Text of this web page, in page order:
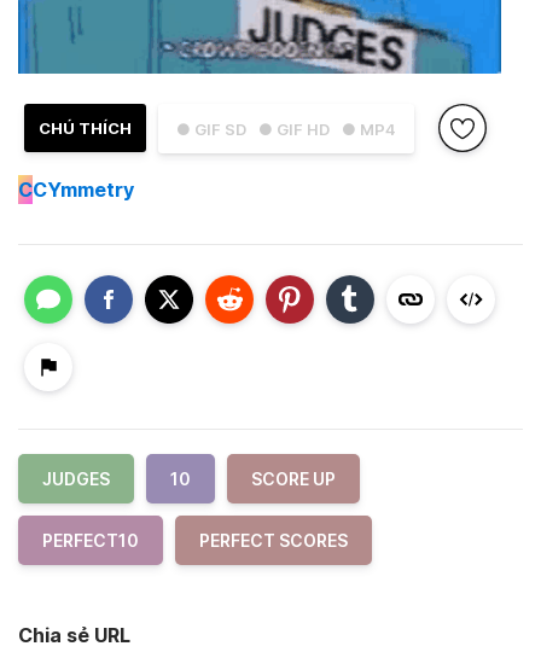
● GIF SD ● GIF HD ● MP4
CHÚ THÍCH
CCYmmetry
JUDGES 10 SCORE UP
PERFECT10 PERFECT SCORES
Chia sẻ URL